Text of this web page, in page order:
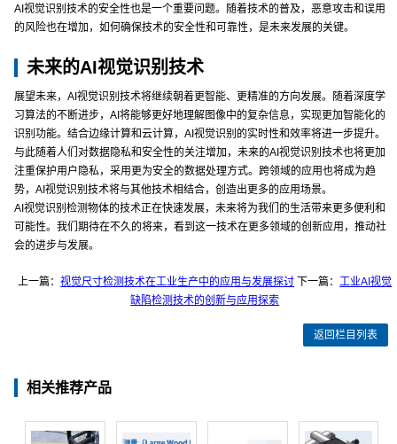
AI视觉识别技术的安全性也是一个重要问题。随着技术的普及，恶意攻击和误用
的风险也在增加，如何确保技术的安全性和可靠性，是未来发展的关键。
未来的AI视觉识别技术
展望未来，AI视觉识别技术将继续朝着更智能、更精准的方向发展。随着深度学
习算法的不断进步，AI将能够更好地理解图像中的复杂信息，实现更加智能化的
识别功能。结合边缘计算和云计算，AI视觉识别的实时性和效率将进一步提升。
与此随着人们对数据隐私和安全性的关注增加，未来的AI视觉识别技术也将更加
注重保护用户隐私，采用更为安全的数据处理方式。跨领域的应用也将成为趋
势，AI视觉识别技术将与其他技术相结合，创造出更多的应用场景。
AI视觉识别检测物体的技术正在快速发展，未来将为我们的生活带来更多便利和
可能性。我们期待在不久的将来，看到这一技术在更多领域的创新应用，推动社
会的进步与发展。
上一篇：视觉尺寸检测技术在工业生产中的应用与发展探讨 下一篇：工业AI视觉
缺陷检测技术的创新与应用探索
返回栏目列表
相关推荐产品